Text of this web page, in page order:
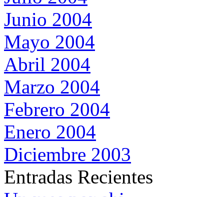
Junio 2004
Mayo 2004
Abril 2004
Marzo 2004
Febrero 2004
Enero 2004
Diciembre 2003
Entradas Recientes